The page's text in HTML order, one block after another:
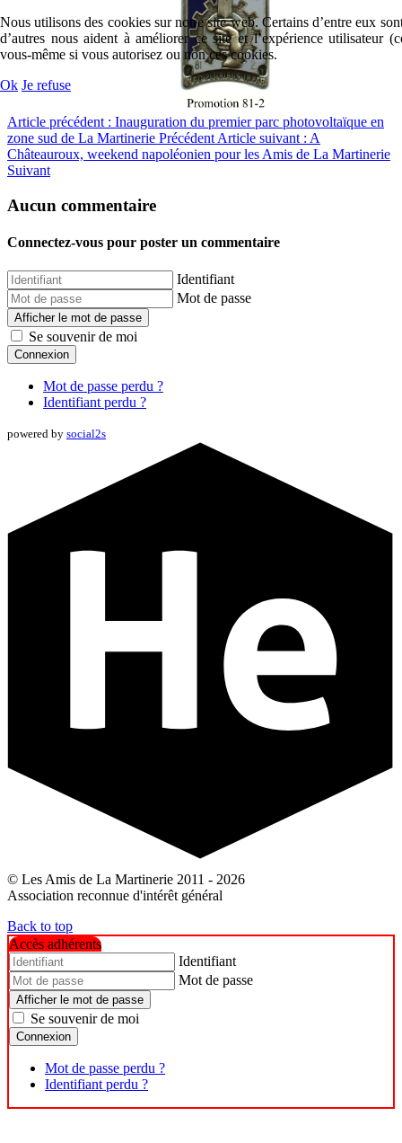
Article précédent : Inauguration du premier parc photovoltaïque en
zone sud de La Martinerie Précédent Article suivant : A
Châteauroux, weekend napoléonien pour les Amis de La Martinerie
Suivant
Aucun commentaire
Connectez-vous pour poster un commentaire
Identifiant
Mot de passe
Afficher le mot de passe
Se souvenir de moi
Connexion
Mot de passe perdu ?
Identifiant perdu ?
powered by social2s
© Les Amis de La Martinerie 2011 - 2026
Association reconnue d'intérêt général
Back to top
Accès adhérents
Identifiant
Mot de passe
Afficher le mot de passe
Se souvenir de moi
Connexion
Mot de passe perdu ?
Identifiant perdu ?
Nous utilisons des cookies sur notre site web. Certains d’entre eux
d’autres nous aident à améliorer ce site et l’expérience utilisateur
vous-même si vous autorisez ou non ces cookies.
Ok Je refuse